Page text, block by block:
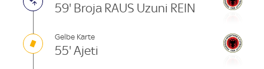
59' Broja RAUS Uzuni REIN
Gelbe Karte
55' Ajeti